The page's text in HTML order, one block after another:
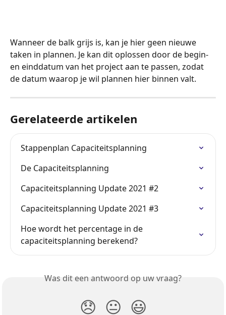
Wanneer de balk grijs is, kan je hier geen nieuwe
taken in plannen. Je kan dit oplossen door de begin-
en einddatum van het project aan te passen, zodat
de datum waarop je wil plannen hier binnen valt.
Gerelateerde artikelen
Stappenplan Capaciteitsplanning
De Capaciteitsplanning
Capaciteitsplanning Update 2021 #2
Capaciteitsplanning Update 2021 #3
Hoe wordt het percentage in de
capaciteitsplanning berekend?
Was dit een antwoord op uw vraag?
😞 😐 😃